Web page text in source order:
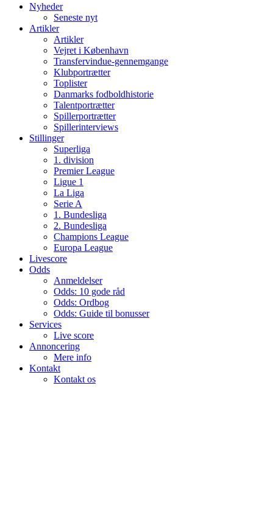
Nyheder
Seneste nyt
Artikler
Artikler
Vejret i København
Transfervindue-gennemgange
Klubportrætter
Toplister
Danmarks fodboldhistorie
Talentportrætter
Spillerportrætter
Spillerinterviews
Stillinger
Superliga
1. division
Premier League
Ligue 1
La Liga
Serie A
1. Bundesliga
2. Bundesliga
Champions League
Europa League
Livescore
Odds
Anmeldelser
Odds: 10 gode råd
Odds: Ordbog
Odds: Guide til bonusser
Services
Live score
Annoncering
Mere info
Kontakt
Kontakt os